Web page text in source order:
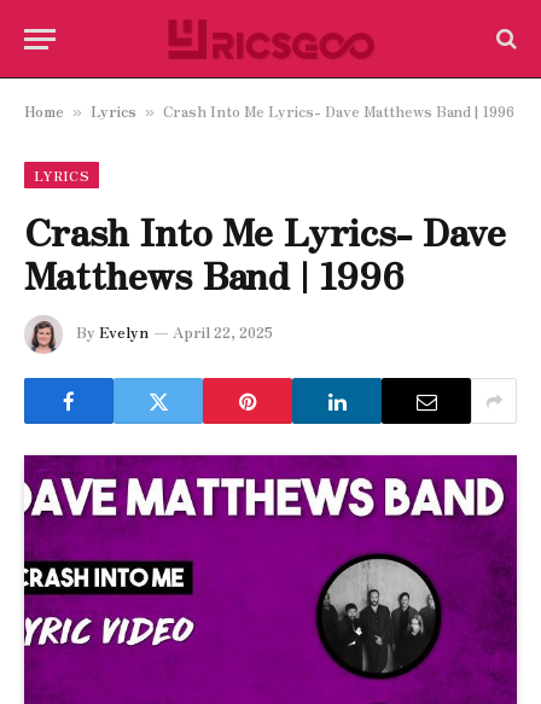
Home » Lyrics » Crash Into Me Lyrics- Dave Matthews Band | 1996
LYRICS
Crash Into Me Lyrics- Dave
Matthews Band | 1996
By Evelyn April 22, 2025